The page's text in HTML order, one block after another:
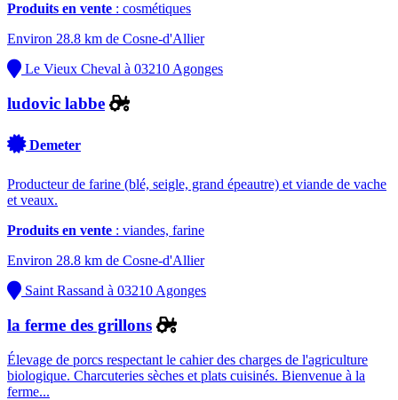
Produits en vente : cosmétiques
Environ 28.8 km de Cosne-d'Allier
Le Vieux Cheval à 03210 Agonges
ludovic labbe
Demeter
Producteur de farine (blé, seigle, grand épeautre) et viande de vache
et veaux.
Produits en vente : viandes, farine
Environ 28.8 km de Cosne-d'Allier
Saint Rassand à 03210 Agonges
la ferme des grillons
Élevage de porcs respectant le cahier des charges de l'agriculture
biologique. Charcuteries sèches et plats cuisinés. Bienvenue à la
ferme...